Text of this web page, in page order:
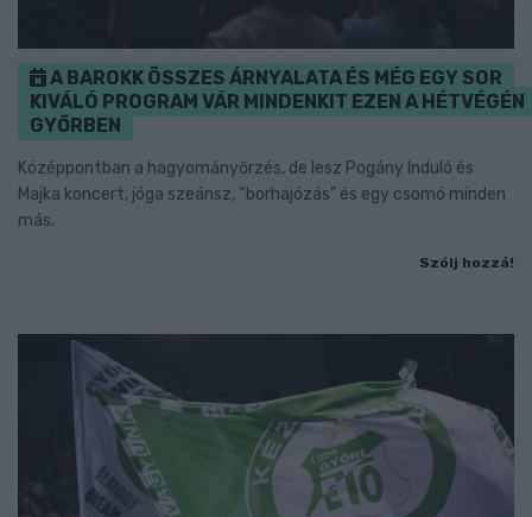
A BAROKK ÖSSZES ÁRNYALATA ÉS MÉG EGY SOR
KIVÁLÓ PROGRAM VÁR MINDENKIT EZEN A HÉTVÉGÉN
GYŐRBEN
Középpontban a hagyományőrzés, de lesz Pogány Induló és
Majka koncert, jóga szeánsz, “borhajózás” és egy csomó minden
más.
Szólj hozzá!